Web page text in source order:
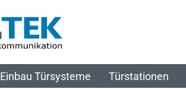
Einbau Türsysteme Türstationen